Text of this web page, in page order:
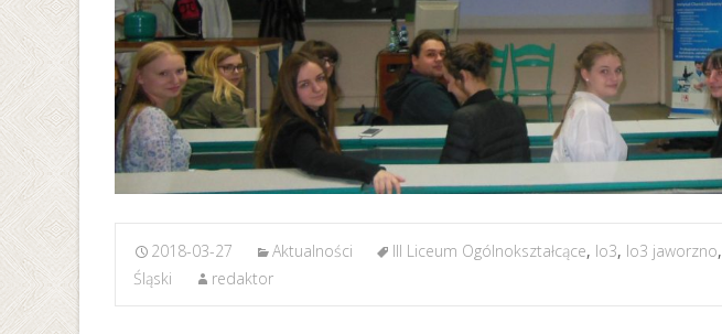
2018-03-27 Aktualności III Liceum Ogólnokształcące, lo3, lo3 jaworzno,
Śląski
redaktor